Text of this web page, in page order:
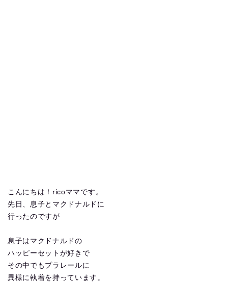
こんにちは！ricoママです。
先日、息子とマクドナルドに
行ったのですが
息子はマクドナルドの
ハッピーセットが好きで
その中でもプラレールに
異様に執着を持っています。